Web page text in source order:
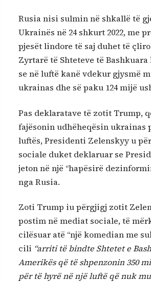
Rusia nisi sulmin në shkallë të
Ukrainës në 24 shkurt 2022, me
pjesët lindore të saj duhet të
Zyrtarë të Shteteve të
se në luftë kanë vdekur gjysmë
ukrainas dhe së paku 124 mijë
Pas deklaratave të zotit Trump,
fajësonin udhëheqësin ukrainas
luftës, Presidenti Zelenskyy u
sociale duket deklaruar se
jeton në një “hapësirë
nga Rusia.
Zoti Trump iu përgjigj zotit
postim në mediat sociale, të
cilësuar atë “një komedian me
cili “arriti të bindte Shtetet e
Amerikës që të shpenzonin 350
për të hyrë në një luftë që nuk